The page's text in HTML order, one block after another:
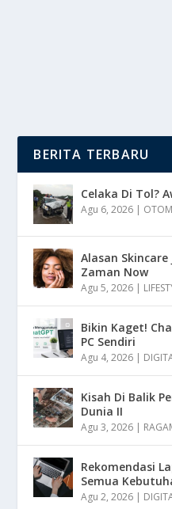
BERITA TERBARU
Celaka Di Tol?
Agu 6, 2026 |
Alasan
Zaman Now
Agu 5, 2026 |
Bikin Kaget!
PC Sendiri
Agu 4, 2026 |
Kisah Di Balik
Dunia II
Agu 3, 2026 |
Rekomendasi
Semua
Agu 2, 2026 |